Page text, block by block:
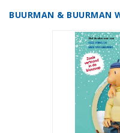
BUURMAN & BUURMAN